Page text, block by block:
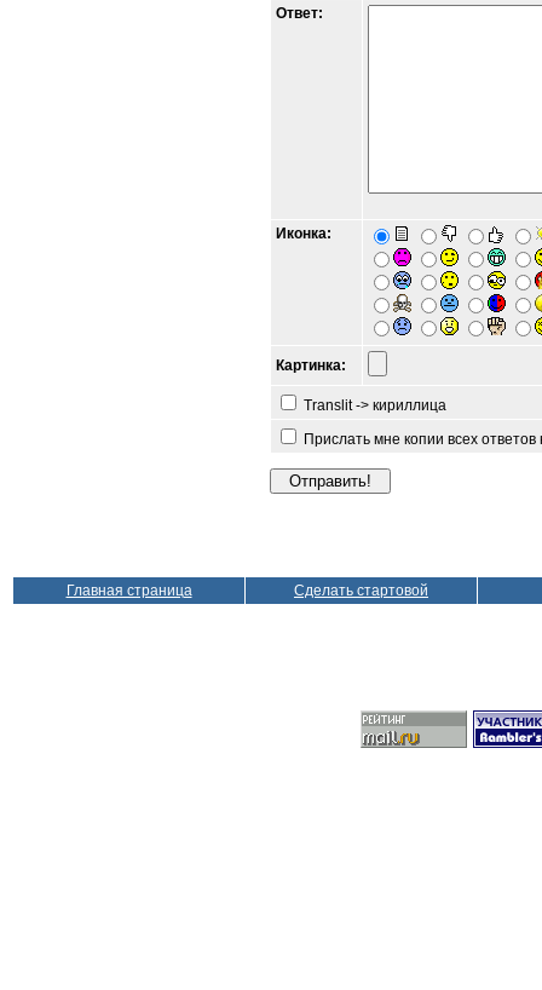
Ответ:
Иконка:
Картинка:
Translit -> кириллица
Прислать мне копии всех
Главная страница Сделать стартовой